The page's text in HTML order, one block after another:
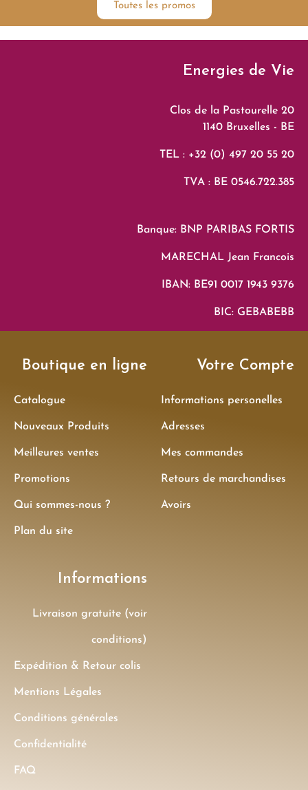
Toutes les promos
Energies de Vie
Clos de la Pastourelle 20
1140 Bruxelles - BE
TEL : +32 (0) 497 20 55 20
TVA : BE 0546.722.385
Banque: BNP PARIBAS FORTIS
MARECHAL Jean Francois
IBAN: BE91 0017 1943 9376
BIC: GEBABEBB
Boutique en ligne
Catalogue
Nouveaux Produits
Meilleures ventes
Promotions
Qui sommes-nous ?
Plan du site
Votre Compte
Informations personelles
Adresses
Mes commandes
Retours de marchandises
Avoirs
Informations
Livraison gratuite (voir
conditions)
Expédition & Retour colis
Mentions Légales
Conditions générales
Confidentialité
FAQ